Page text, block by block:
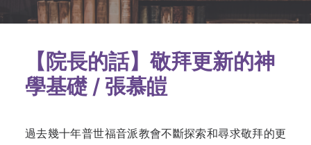
【院長的話】敬拜更新的神
學基礎 / 張慕皚
過去幾十年普世福音派教會不斷探索和尋求敬拜的更